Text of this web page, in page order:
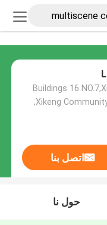
501,Buildings 16
,Xikeng
اتصل بنا
حول نا